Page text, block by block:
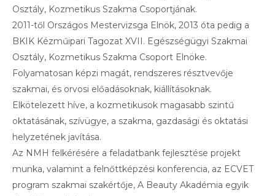
Osztály, Kozmetikus Szakma Csoportjának.
2011-től Országos Mestervizsga Elnök, 2013 óta pedig a
BKIK Kézműipari Tagozat XVII. Egészségügyi Szakmai
Osztály, Kozmetikus Szakma Csoport Elnöke.
Folyamatosan képzi magát, rendszeres résztvevője
szakmai, és orvosi előadásoknak, kiállításoknak.
Elkötelezett híve, a kozmetikusok magasabb szintű
oktatásának, szívügye, a szakma, gazdasági és oktatási
helyzetének javítása.
Az NMH felkérésére a feladatbank fejlesztése projekt
munka, valamint a felnőttképzési konferencia, az ECVET
program szakmai szakértője, A Beauty Akadémia egyik